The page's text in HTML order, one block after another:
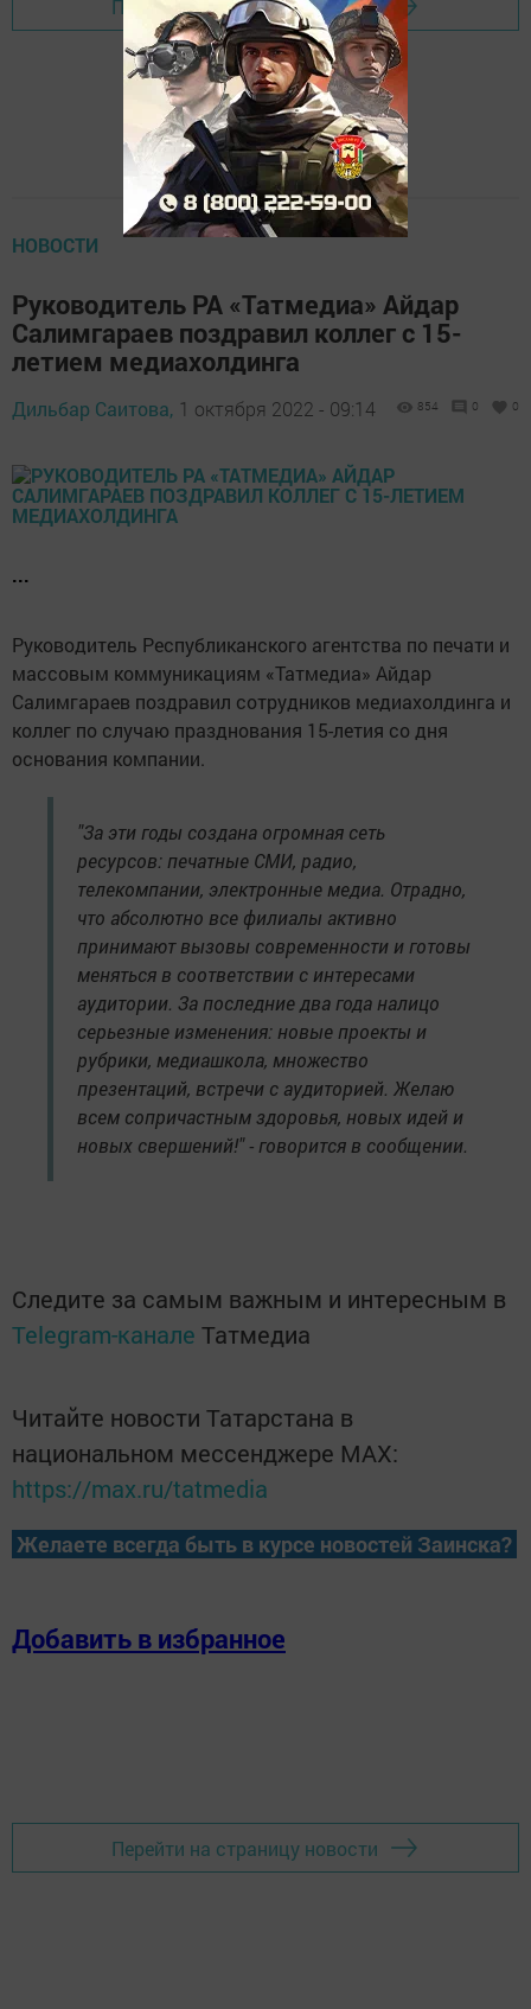
Перейти на страницу новости
НОВОСТИ
Руководитель РА «Татмедиа» Айдар
Салимгараев поздравил коллег с 15-
летием медиахолдинга
Дильбар Саитова, 1 октября 2022 - 09:14 854 0 0
...
Руководитель Республиканского агентства по пeчати и
массовым коммуникациям «Татмедиа» Айдар
Салимгараев поздравил сотрудников медиахолдинга и
коллeг по случаю празднования 15-летия cо дня
основания компании.
"За эти годы создана огромная сеть
ресурсов: печатные СМИ, радио,
телекомпании, электронные медиа. Отрадно,
что абсолютно все филиалы активно
принимают вызовы современности и готовы
меняться в соответствии с интересами
аудитории. За последние два года налицо
серьезные изменения: новые проекты и
рубрики, медиашкола, множество
презентаций, встречи с аудиторией. Желаю
всем сопричастным здоровья, новых идей и
новых свершений!" - говоpится в сообщении.
Следите за самым важным и интересным в
Telegram-канале Татмедиа
Читайте новости Татарстана в
национальном мессенджере MАХ:
https://max.ru/tatmedia
Желаете всегда быть в курсе новостей Заинска?
Добавить в избранное
Перейти на страницу новости